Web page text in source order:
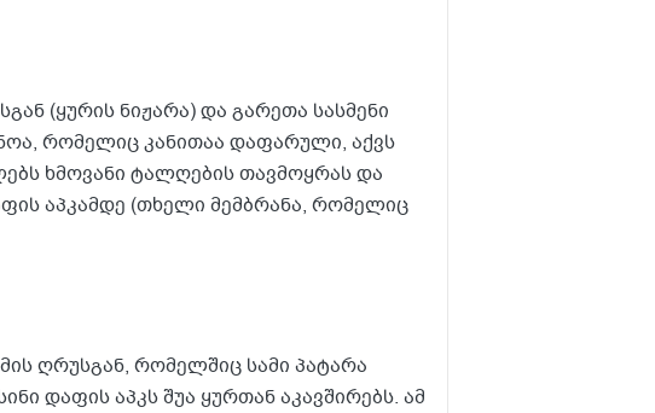
(ყურის ნიჟარა) და გარეთა სასმენი
რომელიც კანითაა დაფარული, აქვს
ხმოვანი ტალღების თავმოყრას და
აპკამდე (თხელი მემბრანა, რომელიც
ღრუსგან, რომელშიც სამი პატარა
დაფის აპკს შუა ყურთან აკავშირებს. ამ